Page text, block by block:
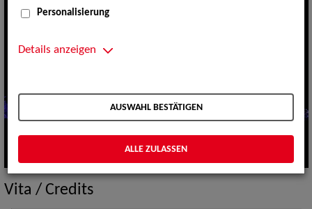
Vita / Credits
Personalisierung
Details anzeigen
AUSWAHL BESTÄTIGEN
ALLE ZULASSEN